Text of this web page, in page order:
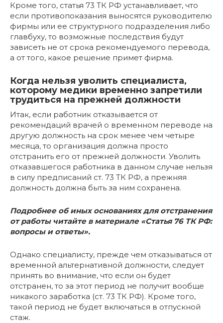
Кроме того, статья 73 ТК РФ устанавливает, что
если противопоказания выносятся руководителю
фирмы или ее структурного подразделения либо
главбуху, то возможные последствия будут
зависеть не от срока рекомендуемого перевода,
а от того, какое решение примет фирма.
Когда нельзя уволить специалиста,
которому медики временно запретили
трудиться на прежней должности
Итак, если работник отказывается от
рекомендаций врачей о временном переводе на
другую должность на срок менее чем четыре
месяца, то организация должна просто
отстранить его от прежней должности. Уволить
отказавшегося работника в данном случае нельзя
в силу предписаний ст. 73 ТК РФ, а прежняя
должность должна быть за ним сохранена.
Подробнее об иных основаниях для отстранения
от работы читайте в материале «Статья 76 ТК РФ:
вопросы и ответы».
Однако специалисту, прежде чем отказываться от
временной альтернативной должности, следует
принять во внимание, что если он будет
отстранен, то за этот период не получит вообще
никакого заработка (ст. 73 ТК РФ). Кроме того,
такой период не будет включаться в отпускной
стаж.